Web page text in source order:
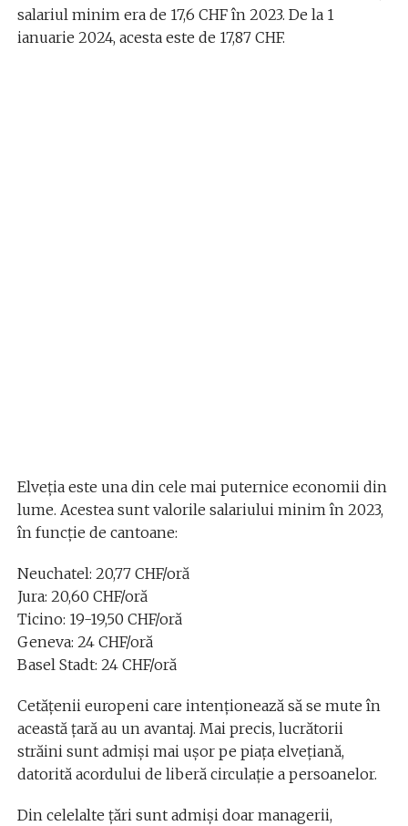
salariul minim era de 17,6 CHF în 2023. De la 1
ianuarie 2024, acesta este de 17,87 CHF.
Elveția este una din cele mai puternice economii din
lume. Acestea sunt valorile salariului minim în 2023,
în funcție de cantoane:
Neuchatel: 20,77 CHF/oră
Jura: 20,60 CHF/oră
Ticino: 19-19,50 CHF/oră
Geneva: 24 CHF/oră
Basel Stadt: 24 CHF/oră
Cetățenii europeni care intenționează să se mute în
această țară au un avantaj. Mai precis, lucrătorii
străini sunt admiși mai ușor pe piața elvețiană,
datorită acordului de liberă circulație a persoanelor.
Din celelalte țări sunt admiși doar managerii,